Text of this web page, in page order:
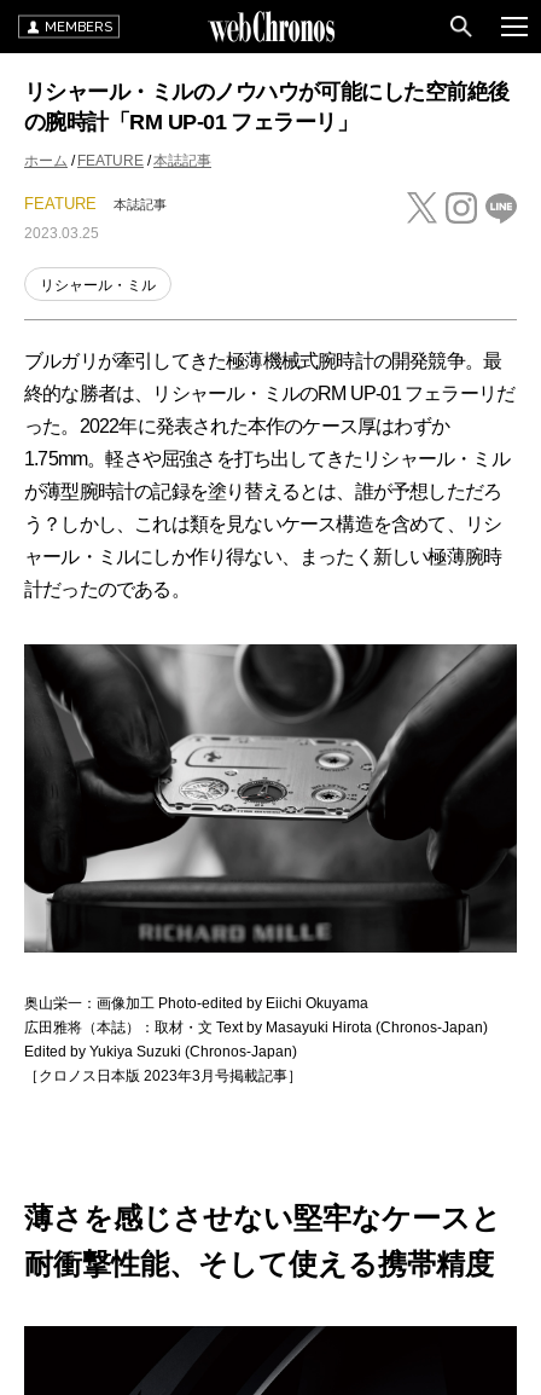
MEMBERS
リシャール・ミルのノウハウが可能にした空前絶後
の腕時計「RM UP-01 フェラーリ」
ホーム FEATURE 本誌記事
FEATURE 本誌記事
2023.03.25
リシャール・ミル
ブルガリが牽引してきた極薄機械式腕時計の開発競争。最
終的な勝者は、リシャール・ミルのRM UP-01 フェラーリだ
った。2022年に発表された本作のケース厚はわずか
1.75mm。軽さや屈強さを打ち出してきたリシャール・ミル
が薄型腕時計の記録を塗り替えるとは、誰が予想しただろ
う？しかし、これは類を見ないケース構造を含めて、リシ
ャール・ミルにしか作り得ない、まったく新しい極薄腕時
計だったのである。
奥山栄一：画像加工 Photo-edited by Eiichi Okuyama
広田雅将（本誌）：取材・文 Text by Masayuki Hirota (Chronos-Japan)
Edited by Yukiya Suzuki (Chronos-Japan)
［クロノス日本版 2023年3月号掲載記事］
薄さを感じさせない堅牢なケースと
耐衝撃性能、そして使える携帯精度